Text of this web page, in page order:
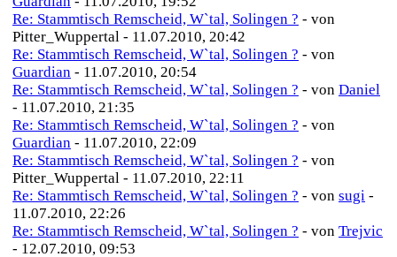
Re: Stammtisch Remscheid, W`tal, Solingen ? - von
Pitter_Wuppertal - 11.07.2010, 20:42
Re: Stammtisch Remscheid, W`tal, Solingen ? - von
Guardian - 11.07.2010, 20:54
Re: Stammtisch Remscheid, W`tal, Solingen ? - von Daniel
- 11.07.2010, 21:35
Re: Stammtisch Remscheid, W`tal, Solingen ? - von
Guardian - 11.07.2010, 22:09
Re: Stammtisch Remscheid, W`tal, Solingen ? - von
Pitter_Wuppertal - 11.07.2010, 22:11
Re: Stammtisch Remscheid, W`tal, Solingen ? - von sugi -
11.07.2010, 22:26
Re: Stammtisch Remscheid, W`tal, Solingen ? - von Trejvic
- 12.07.2010, 09:53